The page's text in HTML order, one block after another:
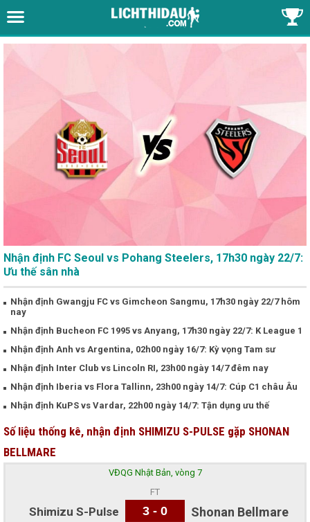
Nhận định FC Seoul vs Pohang Steelers, 17h30 ngày 22/7:
Ưu thế sân nhà
Nhận định Gwangju FC vs Gimcheon Sangmu, 17h30 ngày 22/7 hôm
nay
Nhận định Bucheon FC 1995 vs Anyang, 17h30 ngày 22/7: K League 1
Nhận định Anh vs Argentina, 02h00 ngày 16/7: Kỳ vọng Tam sư
Nhận định Inter Club vs Lincoln RI, 23h00 ngày 14/7 đêm nay
Nhận định Iberia vs Flora Tallinn, 23h00 ngày 14/7: Cúp C1 châu Âu
Nhận định KuPS vs Vardar, 22h00 ngày 14/7: Tận dụng ưu thế
Số liệu thống kê, nhận định SHIMIZU S-PULSE gặp SHONAN
BELLMARE
VĐQG Nhật Bản, vòng 7
Shimizu S-Pulse
FT
3 - 0 Shonan Bellmare